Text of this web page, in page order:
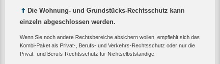
Die Wohnung- und Grundstücks-Rechtsschutz kann
einzeln abgeschlossen werden.
Wenn Sie noch andere Rechtsbereiche absichern wollen, empfiehlt sich das
Kombi-Paket als Privat-, Berufs- und Verkehrs-Rechtsschutz oder nur die
Privat- und Berufs-Rechtsschutz für Nichtselbstständige.